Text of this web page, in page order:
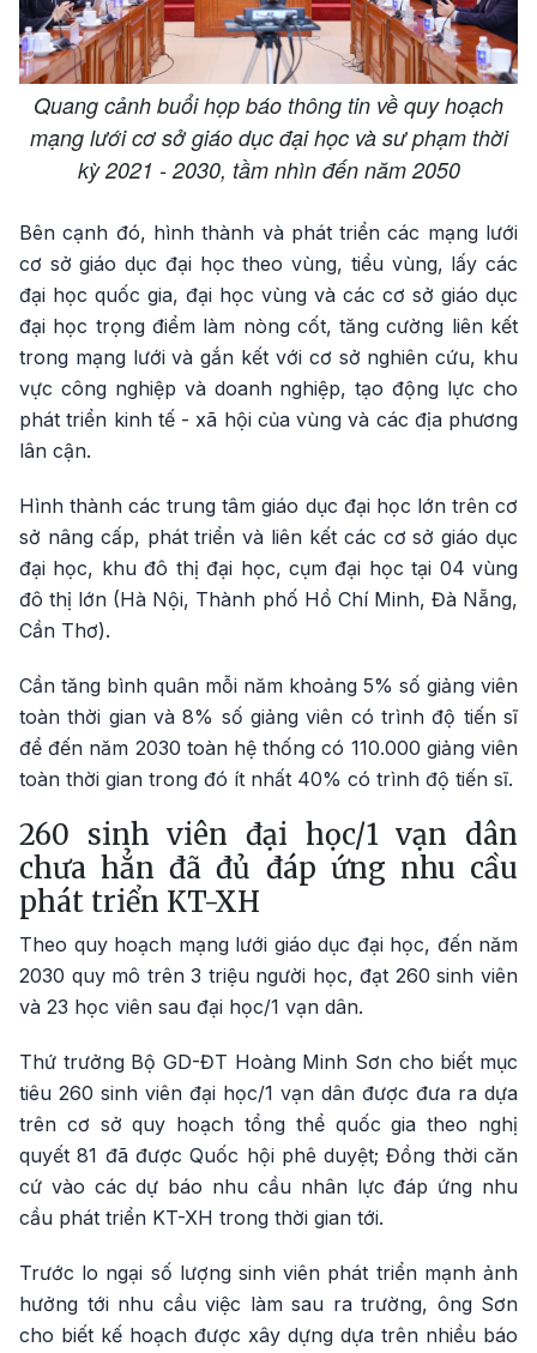
Quang cảnh buổi họp báo thông tin về quy hoạch
mạng lưới cơ sở giáo dục đại học và sư phạm thời
kỳ 2021 - 2030, tầm nhìn đến năm 2050
Bên cạnh đó, hình thành và phát triển các mạng lưới
cơ sở giáo dục đại học theo vùng, tiểu vùng, lấy các
đại học quốc gia, đại học vùng và các cơ sở giáo dục
đại học trọng điểm làm nòng cốt, tăng cường liên kết
trong mạng lưới và gắn kết với cơ sở nghiên cứu, khu
vực công nghiệp và doanh nghiệp, tạo động lực cho
phát triển kinh tế - xã hội của vùng và các địa phương
lân cận.
Hình thành các trung tâm giáo dục đại học lớn trên cơ
sở nâng cấp, phát triển và liên kết các cơ sở giáo dục
đại học, khu đô thị đại học, cụm đại học tại 04 vùng
đô thị lớn (Hà Nội, Thành phố Hồ Chí Minh, Đà Nẵng,
Cần Thơ).
Cần tăng bình quân mỗi năm khoảng 5% số giảng viên
toàn thời gian và 8% số giảng viên có trình độ tiến sĩ
để đến năm 2030 toàn hệ thống có 110.000 giảng viên
toàn thời gian trong đó ít nhất 40% có trình độ tiến sĩ.
260 sinh viên đại học/1 vạn dân
chưa hẳn đã đủ đáp ứng nhu cầu
phát triển KT-XH
Theo quy hoạch mạng lưới giáo dục đại học, đến năm
2030 quy mô trên 3 triệu người học, đạt 260 sinh viên
và 23 học viên sau đại học/1 vạn dân.
Thứ trưởng Bộ GD-ĐT Hoàng Minh Sơn cho biết mục
tiêu 260 sinh viên đại học/1 vạn dân được đưa ra dựa
trên cơ sở quy hoạch tổng thể quốc gia theo nghị
quyết 81 đã được Quốc hội phê duyệt; Đồng thời căn
cứ vào các dự báo nhu cầu nhân lực đáp ứng nhu
cầu phát triển KT-XH trong thời gian tới.
Trước lo ngại số lượng sinh viên phát triển mạnh ảnh
hưởng tới nhu cầu việc làm sau ra trường, ông Sơn
cho biết kế hoạch được xây dựng dựa trên nhiều báo